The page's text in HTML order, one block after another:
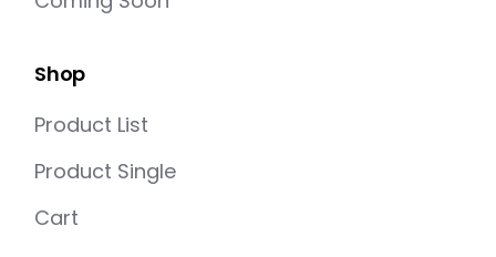
Shop
Product List
Product Single
Cart